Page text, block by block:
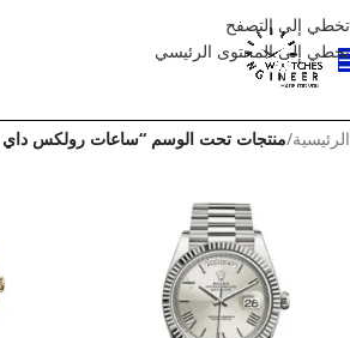
تخطي إلى التصفح
تخطي إلى المحتوى الرئيسي
الرئيسية/منتجات تحت الوسم “ساعات رولكس